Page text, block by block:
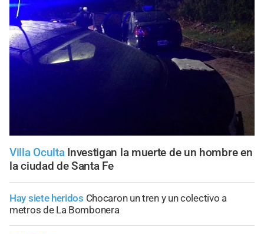
Villa Oculta Investigan la muerte de un hombre en
la ciudad de Santa Fe
Hay siete heridos Chocaron un tren y un colectivo a
metros de La Bombonera